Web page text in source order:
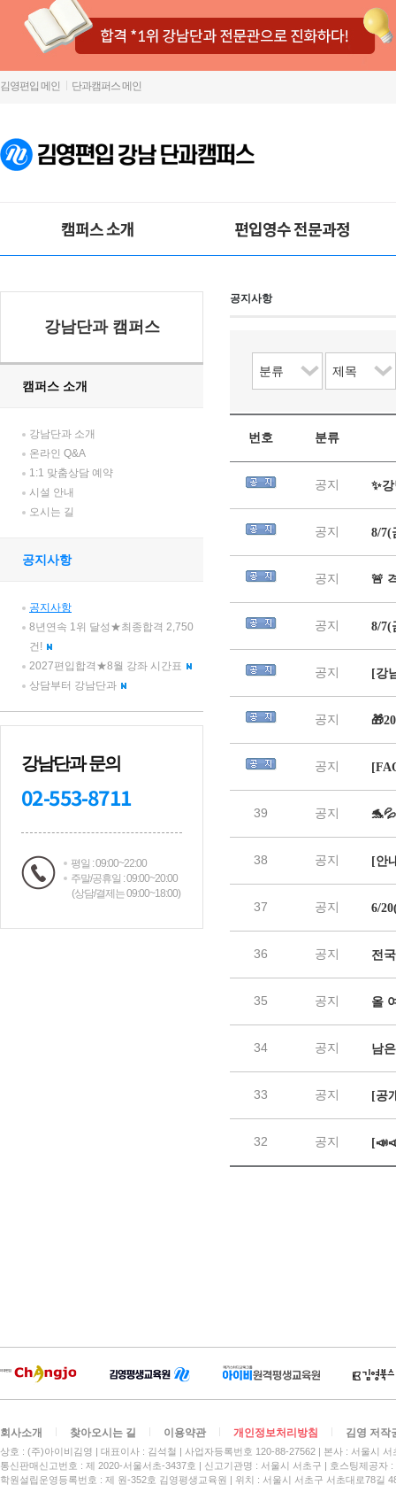
김영편입 메인 단과캠퍼스 메인
캠퍼스 소개 편입영수 전문과정
강남단과 캠퍼스
캠퍼스 소개
강남단과 소개
온라인 Q&A
1:1 맞춤상담 예약
시설 안내
오시는 길
공지사항
공지사항
8년연속 1위 달성★최종합격 2,750
건!
2027편입합격★8월 강좌 시간표
상담부터 강남단과
강남단과 문의
02-553-8711
평일 : 09:00~22:00
주말/공휴일 : 09:00~20:00
(상담/결제는 09:00~18:00)
공지사항
회사소개 찾아오시는 길 이용약관 개인정보처리방침 김영 저작
상호 : (주)아이비김영 대표이사 : 김석철 사업자등록번호 120-88-27562
본사 : 서울시
통신판매신고번호 : 제 2020-서울서초-3437호
신고기관명 : 서울시 서초구
호스팅제공자
학원설립운영등록번호 : 제 원-352호 김영평생교육원 | 위치 : 서울시 서초구 서초대로78길